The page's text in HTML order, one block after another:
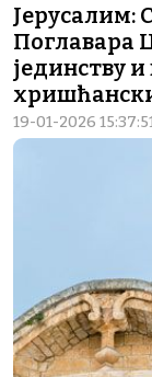
Јерусалим:
Поглавара
јединству
19-01-2026